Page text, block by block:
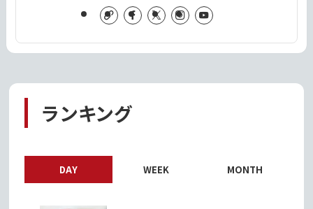
ランキング
DAY WEEK MONTH